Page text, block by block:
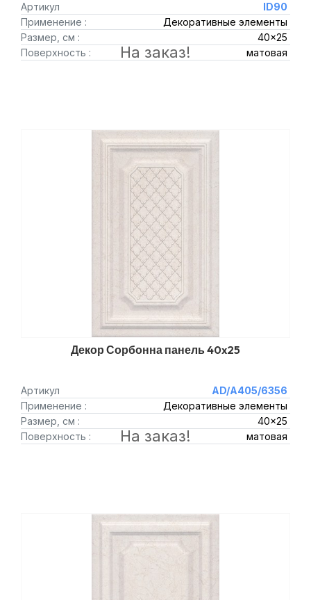
Артикул
ID90
Применение :
Декоративные элементы
Размер, см :
40x25
Поверхность :
матовая
На заказ!
Декор Сорбонна панель 40x25
Артикул
AD/A405/6356
Применение :
Декоративные элементы
Размер, см :
40x25
Поверхность :
матовая
На заказ!